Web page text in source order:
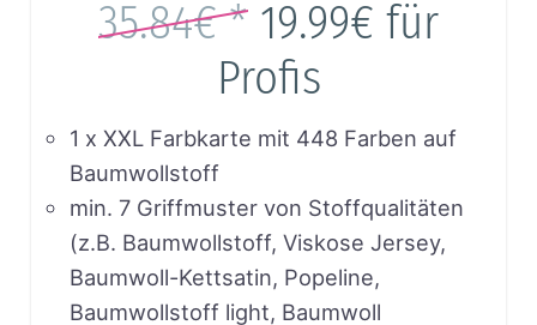
35.84€ * 19.99€ für
Profis
1 x XXL Farbkarte mit 448 Farben auf
Baumwollstoff
min. 7 Griffmuster von Stoffqualitäten
(z.B. Baumwollstoff, Viskose Jersey,
Baumwoll-Kettsatin, Popeline,
Baumwollstoff light, Baumwoll